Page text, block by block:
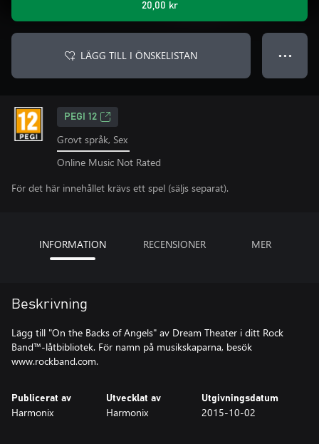
20,00 kr
LÄGG TILL I ÖNSKELISTAN ● ● ●
PEGI 12
Grovt språk, Sex
Online Music Not Rated
För det här innehållet krävs ett spel (säljs separat).
INFORMATION RECENSIONER MER
Beskrivning
Lägg till "On the Backs of Angels" av Dream Theater i ditt Rock
Band™-låtbibliotek. För namn på musikskaparna, besök
www.rockband.com.
Publicerat av
Harmonix
Utvecklat av
Harmonix
Utgivningsdatum
2015-10-02